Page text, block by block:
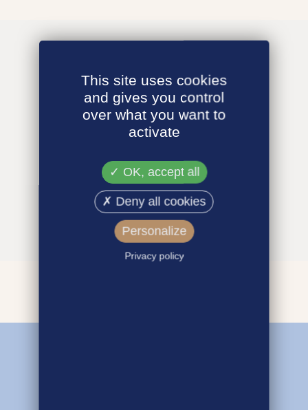
This site uses cookies
and gives you control
over what you want to
activate
OK, accept all
Deny all cookies
Personalize
Privacy policy